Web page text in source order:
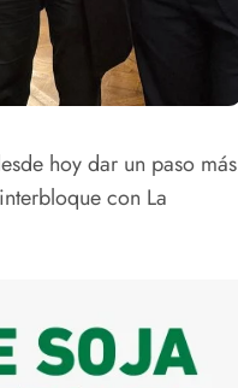
hoy dar un paso más
con La